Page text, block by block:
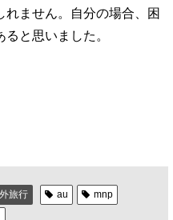
れません。自分の場合、困
と思いました。
旅行 au
mnp